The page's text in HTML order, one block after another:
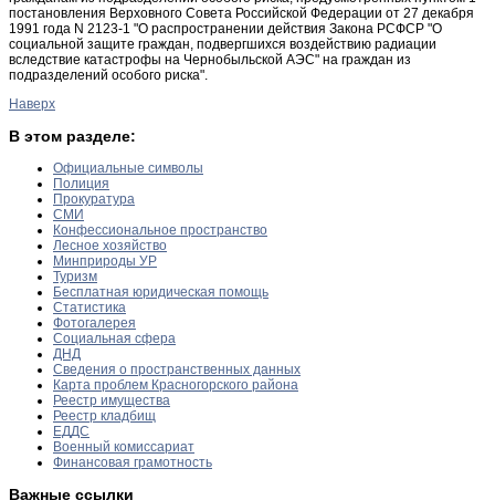
постановления Верховного Совета Российской Федерации от 27 декабря
1991 года N 2123-1 "О распространении действия Закона РСФСР "О
социальной защите граждан, подвергшихся воздействию радиации
вследствие катастрофы на Чернобыльской АЭС" на граждан из
подразделений особого риска".
Наверх
В этом разделе:
Официальные символы
Полиция
Прокуратура
СМИ
Конфессиональное пространство
Лесное хозяйство
Минприроды УР
Туризм
Бесплатная юридическая помощь
Статистика
Фотогалерея
Социальная сфера
ДНД
Сведения о пространственных данных
Карта проблем Красногорского района
Реестр имущества
Реестр кладбищ
ЕДДС
Военный комиссариат
Финансовая грамотность
Важные ссылки